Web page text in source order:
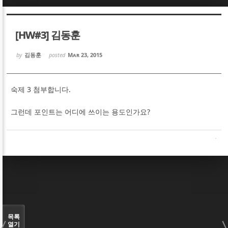
[HW#3] 김동훈
by 김동훈 posted Mar 23, 2015
숙제 3 첨부합니다.
그런데 포인트는 어디에 쓰이는 용도인가요?
목록
열기
Sketchbook5, 스케치북5
Sketchbook5, 스케치북5
Sketchbook5, 스케치북5
Sketchbook5, 스케치북5